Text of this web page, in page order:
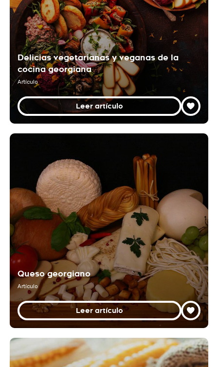
Delicias vegetarianas y veganas de la
cocina georgiana
Artículo
Leer artículo
Queso georgiano
Artículo
Leer artículo